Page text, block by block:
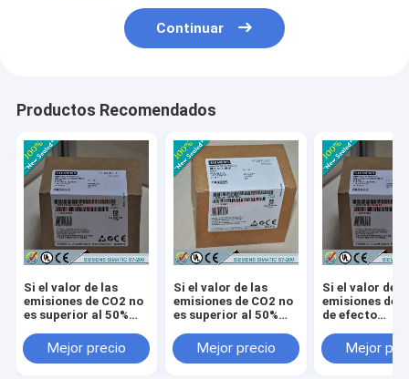
invernadero es igual o superior a la
media de las emisiones de gases de
efecto invernadero.
Continuar
Productos Recomendados
Si el valor de las
emisiones de CO2 no
es superior al 50%
emisiones de CO2 de
los combustibles
Mejor precio
Si el valor de las
emisiones de CO2 no
es superior al 50%
emisiones de CO2 de
los combustibles
Mejor precio
Si el valor de
emisiones de
de efecto
inferior al
las emisiones
Mejor